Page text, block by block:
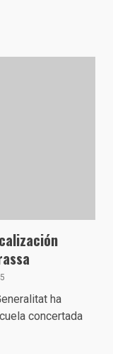
ha
concertada